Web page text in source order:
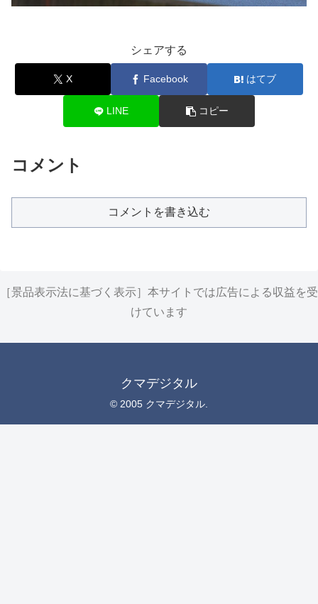
シェアする
X Facebook はてブ
LINE コピー
コメント
コメントを書き込む
［景品表示法に基づく表示］本サイトでは広告による収益を受
けています
クマデジタル
© 2005 クマデジタル.